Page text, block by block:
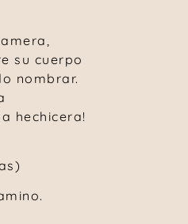
su cuerpo
nombrar.
hechicera!